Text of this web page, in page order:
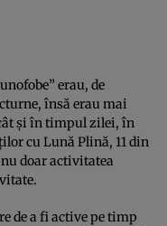
erau, de
însă erau mai
și în timpul zilei, în
cu Lună Plină, 11 din
doar activitatea
de a fi active pe timp